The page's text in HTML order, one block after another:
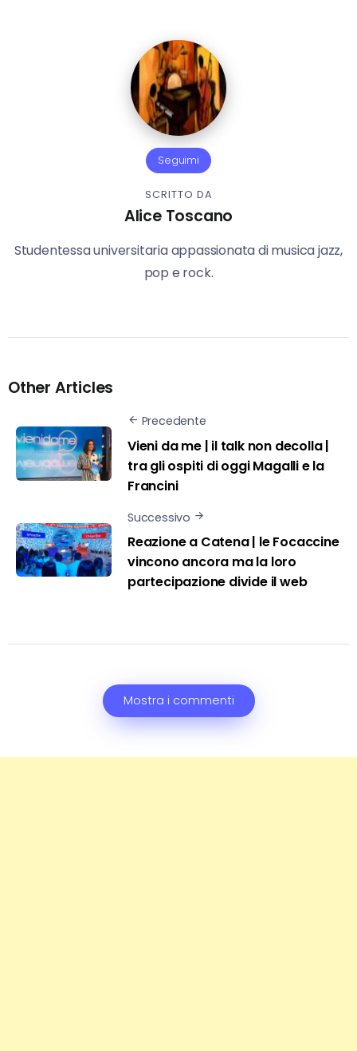
Seguimi
SCRITTO DA
Alice Toscano
Studentessa universitaria appassionata di musica jazz,
pop e rock.
Other Articles
Precedente
Vieni da me | il talk non decolla |
tra gli ospiti di oggi Magalli e la
Francini
Successivo
Reazione a Catena | le Focaccine
vincono ancora ma la loro
partecipazione divide il web
Mostra i commenti